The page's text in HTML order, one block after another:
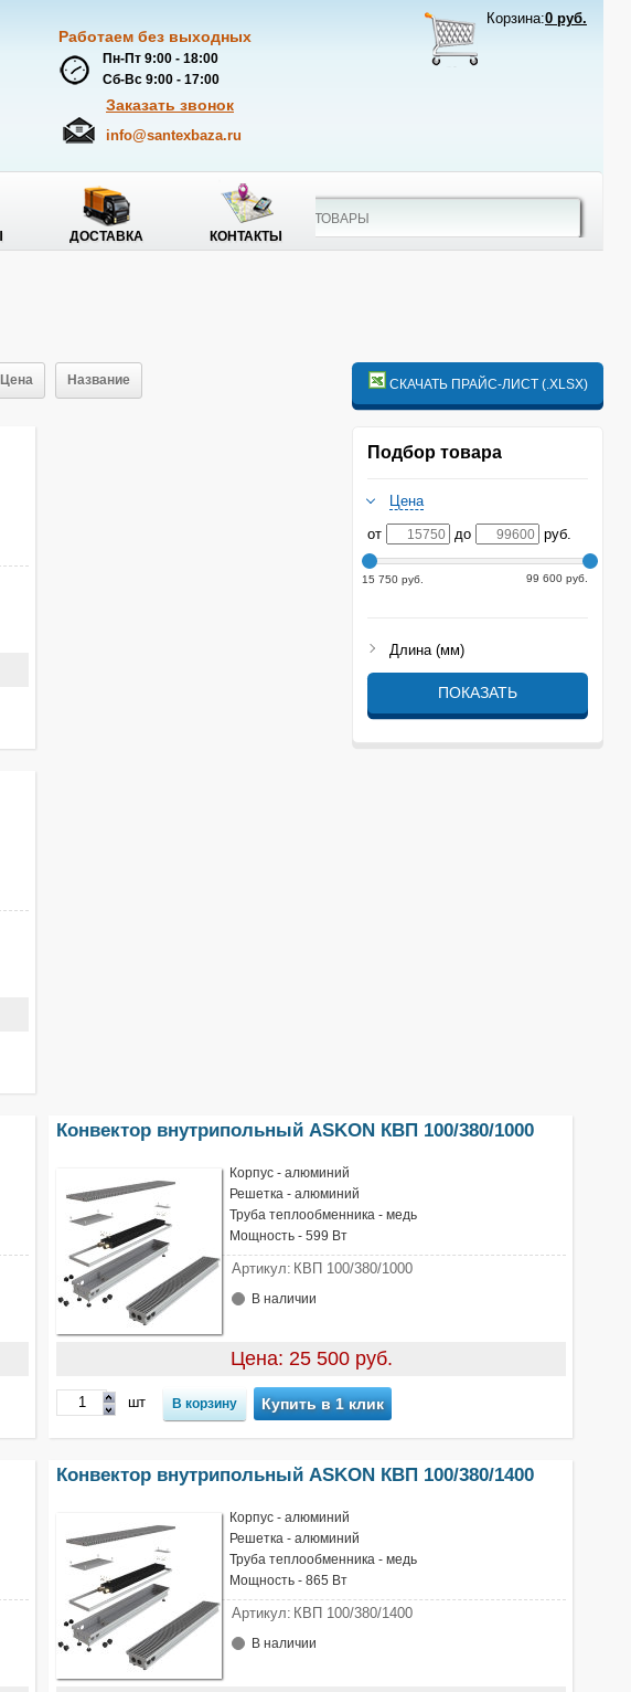
Работаем без выходных
Пн-Пт 9:00 - 18:00
Сб-Вс 9:00 - 17:00
Заказать звонок
info@santexbaza.ru
Корзина:0 руб.
ДОСТАВКА КОНТАКТЫ
СКАЧАТЬ ПРАЙС-ЛИСТ (.XLSX)
Подбор товара
Цена
от
до руб.
15 750 руб. 99 600 руб.
Длина (мм)
Цена Название
Конвектор внутрипольный ASKON КВП 100/380/1000
Корпус - алюминий
Решетка - алюминий
Труба теплообменника - медь
Мощность - 599 Вт
Артикул: КВП 100/380/1000
В наличии
Цена: 25 500 руб.
шт Купить в 1 клик
Конвектор внутрипольный ASKON КВП 100/380/1400
Корпус - алюминий
Решетка - алюминий
Труба теплообменника - медь
Мощность - 865 Вт
Артикул: КВП 100/380/1400
В наличии